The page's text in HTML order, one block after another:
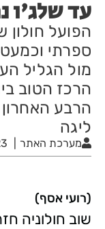
עד שלג'ו
הפועל חולון
ספרתי
מול הגליל
הרכז הטוב
הרבע
ליגה
מערכת האתר
(רועי אסף)
שוב חולוניה